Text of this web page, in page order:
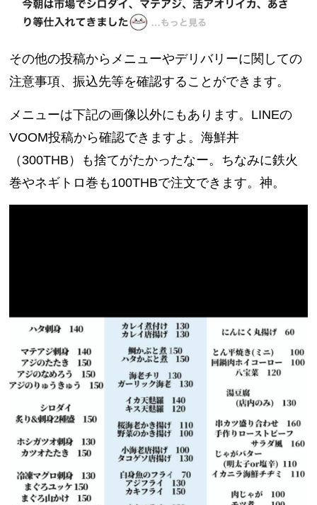
その他の投稿からメニューやデリバリーに関しての
注意事項、振込先等を確認することができます。
メニューは下記の画像以外にもあります。LINEの
VOOM投稿から確認できますよ。海鮮丼
（300THB）も捨てがたかったなー。ちなみに鉄火
巻やネギトロ巻も100THBで注文できます。神。